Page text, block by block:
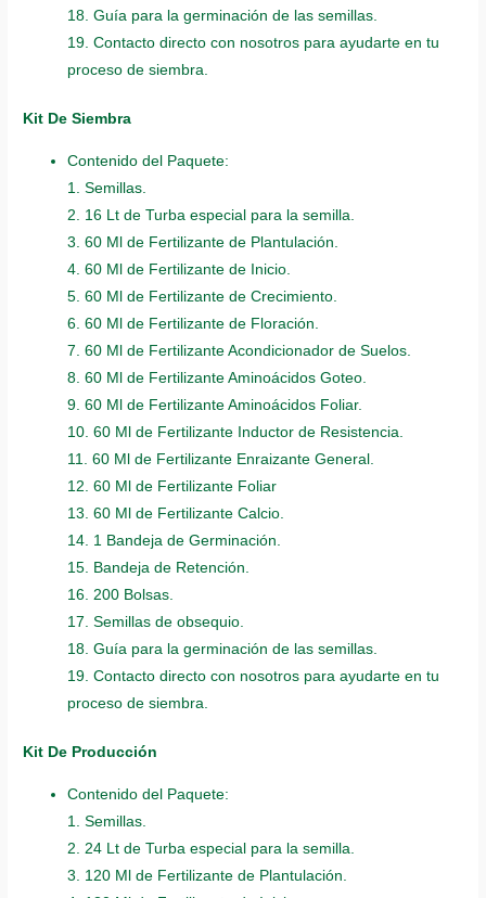
18. Guía para la germinación de las semillas.
19. Contacto directo con nosotros para ayudarte en tu
proceso de siembra.
Kit De Siembra
Contenido del Paquete:
1. Semillas.
2. 16 Lt de Turba especial para la semilla.
3. 60 Ml de Fertilizante de Plantulación.
4. 60 Ml de Fertilizante de Inicio.
5. 60 Ml de Fertilizante de Crecimiento.
6. 60 Ml de Fertilizante de Floración.
7. 60 Ml de Fertilizante Acondicionador de Suelos.
8. 60 Ml de Fertilizante Aminoácidos Goteo.
9. 60 Ml de Fertilizante Aminoácidos Foliar.
10. 60 Ml de Fertilizante Inductor de Resistencia.
11. 60 Ml de Fertilizante Enraizante General.
12. 60 Ml de Fertilizante Foliar
13. 60 Ml de Fertilizante Calcio.
14. 1 Bandeja de Germinación.
15. Bandeja de Retención.
16. 200 Bolsas.
17. Semillas de obsequio.
18. Guía para la germinación de las semillas.
19. Contacto directo con nosotros para ayudarte en tu
proceso de siembra.
Kit De Producción
Contenido del Paquete:
1. Semillas.
2. 24 Lt de Turba especial para la semilla.
3. 120 Ml de Fertilizante de Plantulación.